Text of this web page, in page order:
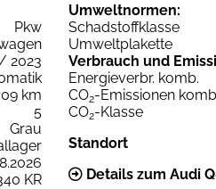
Pkw
2023
km
5
Grau
KR
Umweltnormen:
Schadstoffklasse
Umweltplakette
Verbrauch und
Energieverbr. komb.
CO2-Emissionen
CO2-Klasse
Standort
Details zum Audi